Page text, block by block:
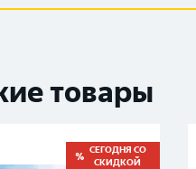
товары
СЕГОДНЯ СО
СКИДКОЙ